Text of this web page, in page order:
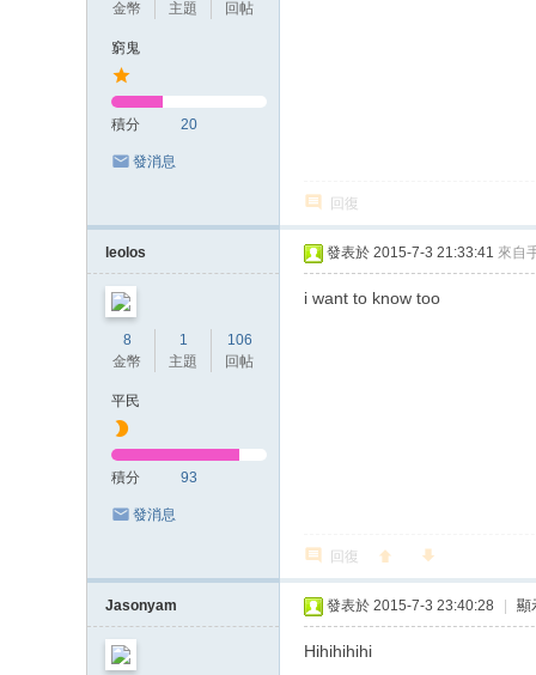
金幣
主題
回帖
窮鬼
積分 20
發消息
回復
leolos
8
金幣
1
主題
106
回帖
平民
積分 93
發消息
發表於 2015-7-3 21:33:41 來自
i want to know too
回復
Jasonyam 發表於 2015-7-3 23:40:28 顯
Hihihihihi